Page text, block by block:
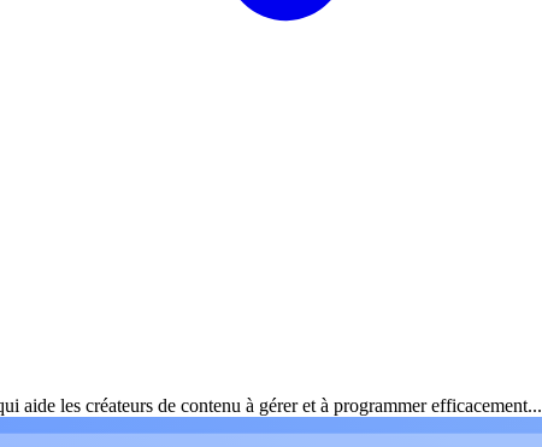
aide les créateurs de contenu à gérer et à programmer efficacement...